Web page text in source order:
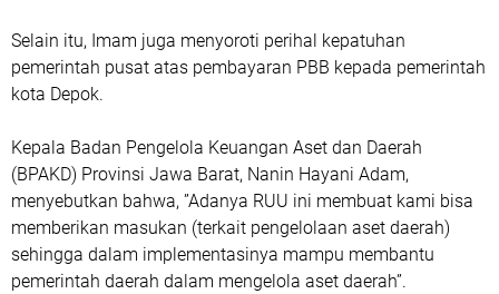
Selain itu, Imam juga menyoroti perihal kepatuhan
pemerintah pusat atas pembayaran PBB kepada pemerintah
kota Depok.
Kepala Badan Pengelola Keuangan Aset dan Daerah
(BPAKD) Provinsi Jawa Barat, Nanin Hayani Adam,
menyebutkan bahwa, ”Adanya RUU ini membuat kami bisa
memberikan masukan (terkait pengelolaan aset daerah)
sehingga dalam implementasinya mampu membantu
pemerintah daerah dalam mengelola aset daerah”.